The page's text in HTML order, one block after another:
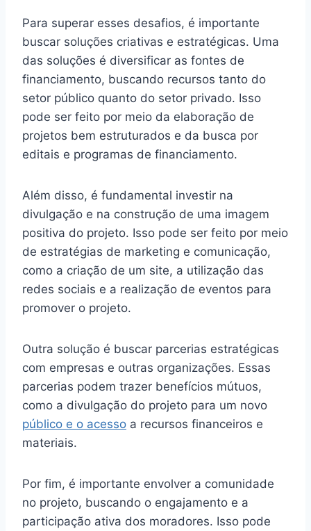
Para superar esses desafios, é importante
buscar soluções criativas e estratégicas. Uma
das soluções é diversificar as fontes de
financiamento, buscando recursos tanto do
setor público quanto do setor privado. Isso
pode ser feito por meio da elaboração de
projetos bem estruturados e da busca por
editais e programas de financiamento.
Além disso, é fundamental investir na
divulgação e na construção de uma imagem
positiva do projeto. Isso pode ser feito por meio
de estratégias de marketing e comunicação,
como a criação de um site, a utilização das
redes sociais e a realização de eventos para
promover o projeto.
Outra solução é buscar parcerias estratégicas
com empresas e outras organizações. Essas
parcerias podem trazer benefícios mútuos,
como a divulgação do projeto para um novo
público e o acesso a recursos financeiros e
materiais.
Por fim, é importante envolver a comunidade
no projeto, buscando o engajamento e a
participação ativa dos moradores. Isso pode